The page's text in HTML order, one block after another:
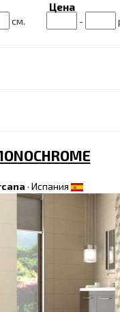
см.
Цена
-
· Испания